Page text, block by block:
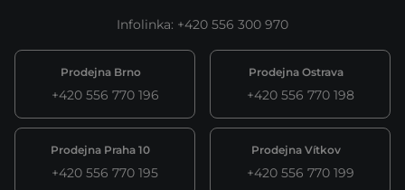
Infolinka: +420 556 300 970
Prodejna Brno
+420 556 770 196
Prodejna Ostrava
+420 556 770 198
Prodejna Praha 10
+420 556 770 195
Prodejna Vítkov
+420 556 770 199